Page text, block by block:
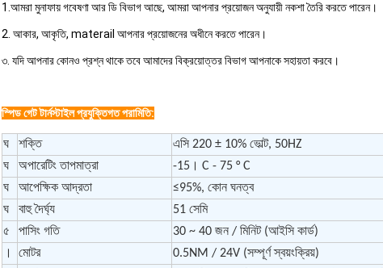
1.আমরা মুনাফায় গবেষণা আর ডি বিভাগ আছে, আমরা আপনার প্রয়োজন অনুযায়ী নকশা তৈরি করতে পারেন।
2. আকার, আকৃতি, materail আপনার প্রয়োজনের অধীনে করতে পারেন।
৩. যদি আপনার কোনও প্রশ্ন থাকে তবে আমাদের বিক্রয়োত্তর বিভাগ আপনাকে সহায়তা করবে।
স্পিড গেট টার্নস্টাইল প্রযুক্তিগত পরামিতি:
ঘ শক্তি
এসি 220 ± 10% ভোল্ট, 50HZ
ঘ
অপারেটিং তাপমাত্রা
-15। C - 75 ° C
ঘ
আপেক্ষিক আদ্রতা
≤95%, কোন ঘনত্ব
ঘ
বাহু দৈর্ঘ্য
51 সেমি
৫
পাসিং গতি
30 ~ 40 জন / মিনিট (আইসি কার্ড)
।
মোটর
0.5NM / 24V (সম্পূর্ণ স্বয়ংক্রিয়)